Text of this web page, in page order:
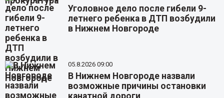
Уголовное дело после гибели 9-
летнего ребенка в ДТП возбудили
в Нижнем Новгороде
05.8.2026 09:00
В Нижнем Новгороде назвали
возможные причины остановки
канатной дороги